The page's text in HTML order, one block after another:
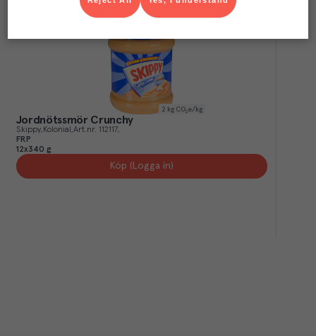
2 kg CO₂e/kg
Jordnötssmör Crunchy
Skippy Kolonial Art.nr. 112117
FRP
12x340 g
Köp (Logga in)